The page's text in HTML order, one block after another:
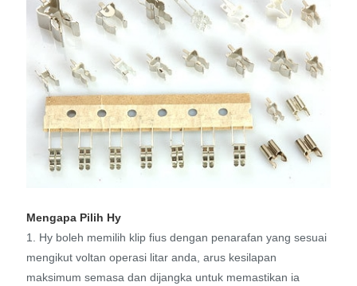
Mengapa Pilih Hy
1. Hy boleh memilih klip fius dengan penarafan yang sesuai
mengikut voltan operasi litar anda, arus kesilapan
maksimum semasa dan dijangka untuk memastikan ia